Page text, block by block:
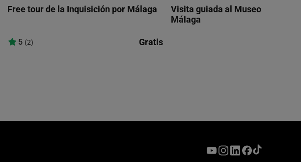
Free tour de la Inquisición por Málaga
5 (2) Gratis
Visita guiada al Museo Picasso
Málaga